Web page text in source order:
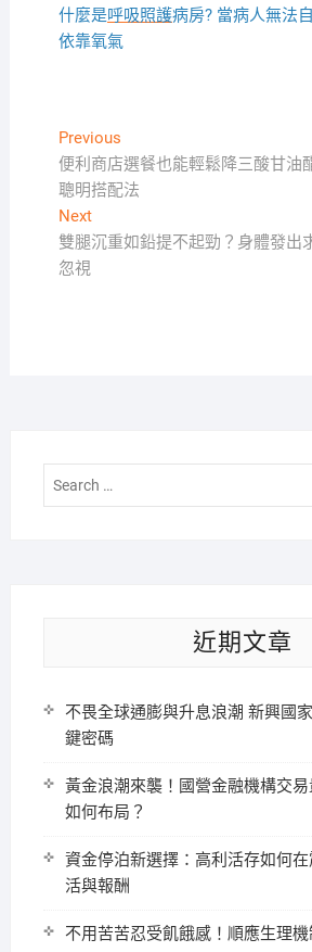
什麼是呼吸照護病房? 當病人無法
依靠氧氣
文
章
導
覽
PreviousPrevious
post:
便利商店選餐也能輕鬆降三酸甘油
聰明搭配法
NextNext
post:
雙腿沉重如鉛提不起勁？身體發出
忽視
近期文章
不畏全球通膨與升息浪潮 新興國
鍵密碼
黃金浪潮來襲！國營金融機構交
如何布局？
資金停泊新選擇：高利活存如何
活與報酬
不用苦苦忍受飢餓感！順應生理